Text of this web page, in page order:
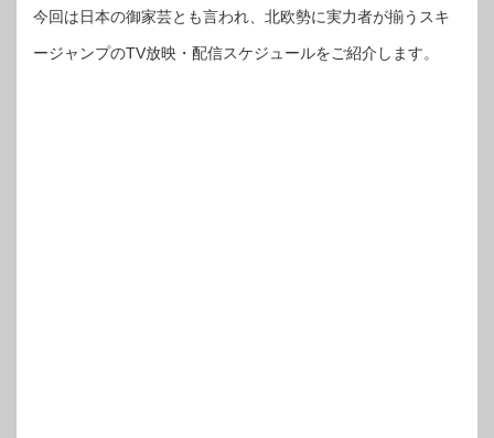
今回は日本の御家芸とも言われ、北欧勢に実力者が揃うスキ
ージャンプのTV放映・配信スケジュールをご紹介します。